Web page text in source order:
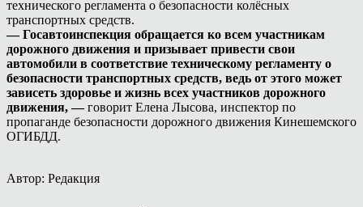
технического регламента о безопасности колёсных
транспортных средств.
— Госавтоинспекция обращается ко всем участникам
дорожного движения и призывает привести свои
автомобили в соответствие техническому регламенту о
безопасности транспортных средств, ведь от этого может
зависеть здоровье и жизнь всех участников дорожного
движения, —говорит Елена Лысова, инспектор по
пропаганде безопасности дорожного движения Кинешемского
ОГИБДД.
Автор: Редакция